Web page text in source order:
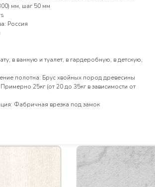
мм, шаг 50 мм
Россия
в ванную и туалет, в гардеробную, в детскую,
полотна: Брус хвойных пород древесины
25кг (от 20 до 35кг в зависимости от
Фабричная врезка под замок